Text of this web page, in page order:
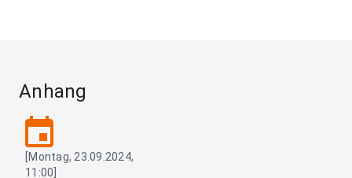
Anhang
event
[Montag, 23.09.2024,
11:00]